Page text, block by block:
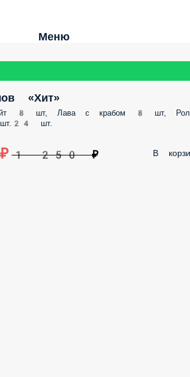
Меню
«Хит»
шт, Лава с крабом 8 шт, Ролл с огурцом 8 шт.24
В